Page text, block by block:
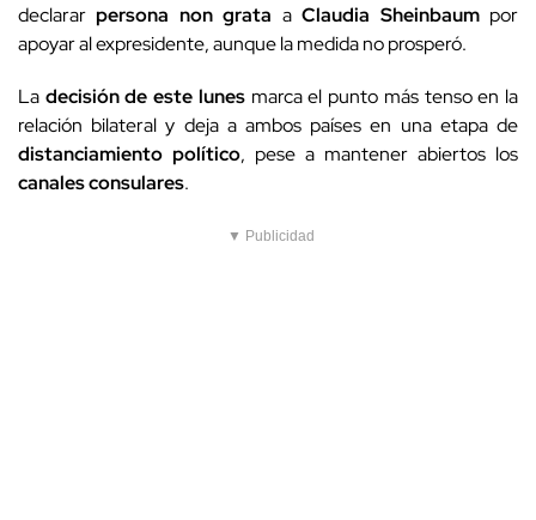
declararpersona non grata aClaudia Sheinbaumpor
apoyar al expresidente, aunque la medida no prosperó.
La decisión de este lunesmarca el punto más tenso en la
relación bilateral y deja a ambos países en una etapa de
distanciamiento político, pese a mantener abiertos los
canales consulares.
▼ Publicidad